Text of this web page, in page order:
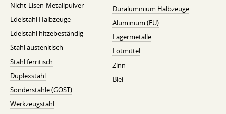
Nicht-Eisen-Metallpulver
Edelstahl Halbzeuge
Edelstahl hitzebeständig
Stahl austenitisch
Stahl ferritisch
Duplexstahl
Sonderstähle (GOST)
Werkzeugstahl
Duraluminium Halbzeuge
Aluminium (EU)
Lagermetalle
Lötmittel
Zinn
Blei